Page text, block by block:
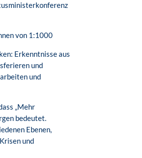
von 1:1000
Erkenntnisse aus
und
und
„Mehr
bedeutet.
Ebenen,
und